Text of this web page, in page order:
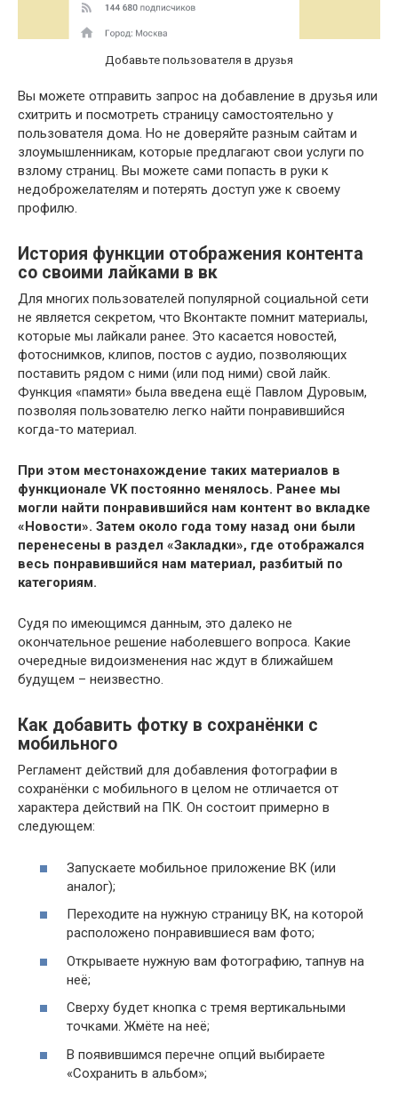
Добавьте пользователя в друзья
Вы можете отправить запрос на добавление в друзья или
схитрить и посмотреть страницу самостоятельно у
пользователя дома. Но не доверяйте разным сайтам и
злоумышленникам, которые предлагают свои услуги по
взлому страниц. Вы можете сами попасть в руки к
недоброжелателям и потерять доступ уже к своему
профилю.
История функции отображения контента
со своими лайками в вк
Для многих пользователей популярной социальной сети
не является секретом, что Вконтакте помнит материалы,
которые мы лайкали ранее. Это касается новостей,
фотоснимков, клипов, постов с аудио, позволяющих
поставить рядом с ними (или под ними) свой лайк.
Функция «памяти» была введена ещё Павлом Дуровым,
позволяя пользователю легко найти понравившийся
когда-то материал.
При этом местонахождение таких материалов в
функционале VK постоянно менялось. Ранее мы
могли найти понравившийся нам контент во вкладке
«Новости». Затем около года тому назад они были
перенесены в раздел «Закладки», где отображался
весь понравившийся нам материал, разбитый по
категориям.
Судя по имеющимся данным, это далеко не
окончательное решение наболевшего вопроса. Какие
очередные видоизменения нас ждут в ближайшем
будущем – неизвестно.
Как добавить фотку в сохранёнки с
мобильного
Регламент действий для добавления фотографии в
сохранёнки с мобильного в целом не отличается от
характера действий на ПК. Он состоит примерно в
следующем:
Запускаете мобильное приложение ВК (или
аналог);
Переходите на нужную страницу ВК, на которой
расположено понравившиеся вам фото;
Открываете нужную вам фотографию, тапнув на
неё;
Сверху будет кнопка с тремя вертикальными
точками. Жмёте на неё;
В появившимся перечне опций выбираете
«Сохранить в альбом»;